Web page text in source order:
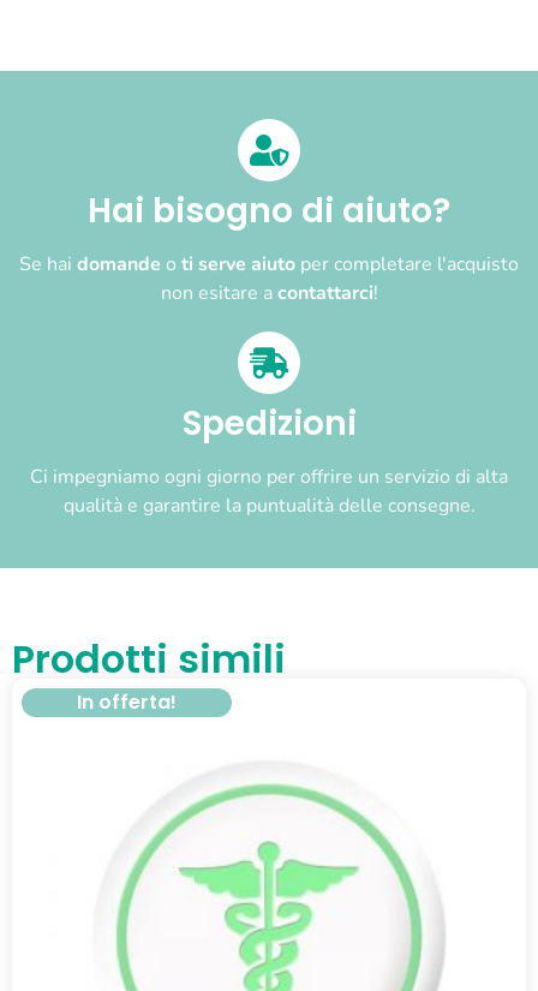
Hai bisogno di aiuto?
Se hai domande o ti serve aiuto per completare l'acquisto
non esitare acontattarci!
Spedizioni
Ci impegniamo ogni giorno per offrire un servizio di alta
qualità e garantire la puntualità delle consegne.
Prodotti simili
In offerta!